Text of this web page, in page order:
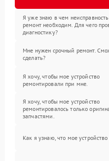
Я уже знаю в чем
ремонт необходим. Для чего
диагностику?
Мне нужен срочный ремонт.
сделать?
Я хочу, чтобы мое устройство
ремонтировали при мне.
Я хочу, чтобы мое устройство
ремонтировалось только
запчастями.
Как я узнаю, что мое устройство